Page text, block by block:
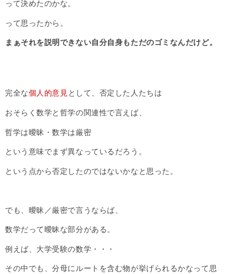
って決めたのかな。
って思ったから。
まぁそれを説明できない自分自身もただのゴミなんだけど。
完全な個人的意見として、否定した人たちは
おそらく数学と哲学の関連性で言えば、
哲学は曖昧・数学は厳密
という意味でまず異なっているだろう。
という点から否定したのではないかなと思った。
でも、曖昧／厳密で言うならば、
数学だって曖昧な部分がある。
例えば、大学受験の数学・・・
その中でも、分母にルートを含む物が挙げられるかなって思